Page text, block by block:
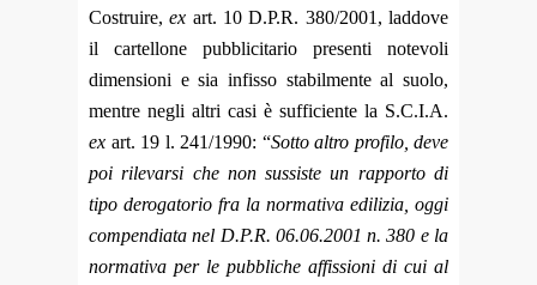
Costruire,ex art. 10 D.P.R. 380/2001, laddove
il cartellone pubblicitario presenti notevoli
dimensioni e sia infisso stabilmente al suolo,
mentre negli altri casi è sufficiente la S.C.I.A.
ex art. 19 l. 241/1990: “Sotto altro profilo, deve
poi rilevarsi che non sussiste un rapporto di
tipo derogatorio fra la normativa edilizia, oggi
compendiata nel D.P.R. 06.06.2001 n. 380 e la
normativa per le pubbliche affissioni di cui al